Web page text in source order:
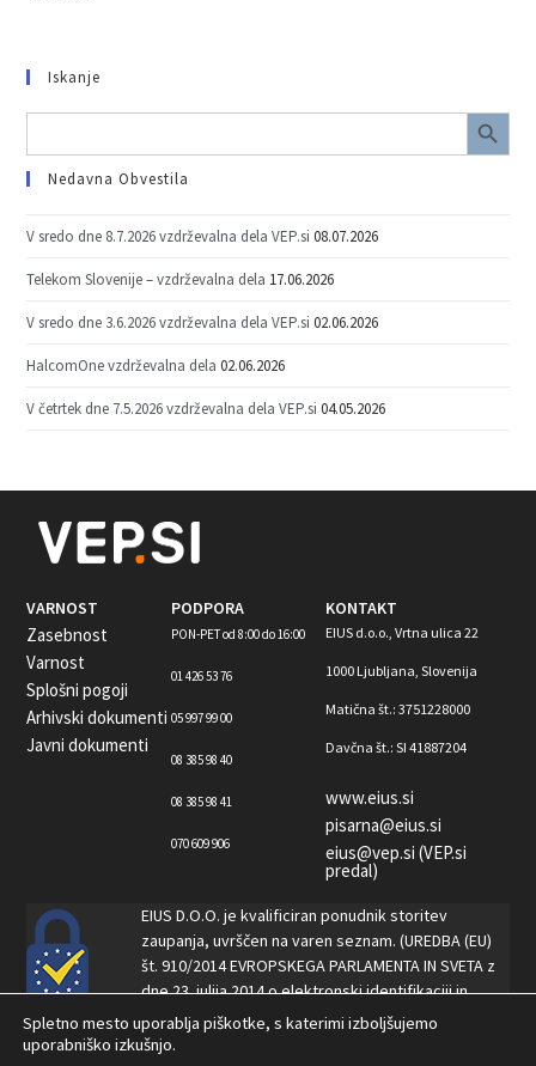
Iskanje
Search SEARCH BUTTON
Nedavna Obvestila
V sredo dne 8.7.2026 vzdrževalna dela VEP.si 08.07.2026
Telekom Slovenije – vzdrževalna dela 17.06.2026
V sredo dne 3.6.2026 vzdrževalna dela VEP.si 02.06.2026
HalcomOne vzdrževalna dela 02.06.2026
V četrtek dne 7.5.2026 vzdrževalna dela VEP.si 04.05.2026
VARNOST
Zasebnost
Varnost
Splošni pogoji
Arhivski dokumenti
Javni dokumenti
PODPORA
PON-PET od 8:00 do 16:00
01 426 53 76
05 997 99 00
08 385 98 40
08 385 98 41
070 609 906
KONTAKT
EIUS d.o.o., Vrtna ulica 22
1000 Ljubljana, Slovenija
Matična št.: 3751228000
Davčna št.: SI 41887204
www.eius.si
pisarna@eius.si
eius@vep.si (VEP.si
predal)
EIUS D.O.O. je kvalificiran ponudnik storitev
zaupanja, uvrščen na varen seznam. (UREDBA (EU)
št. 910/2014 EVROPSKEGA PARLAMENTA IN SVETA z
dne 23. julija 2014 o elektronski identifikaciji in
storitvah zaupanja za elektronske transakcije na
notranjem trgu in o razveljavitvi Direktive
Spletno mesto uporablja piškotke, s katerimi izboljšujemo
uporabniško izkušnjo.